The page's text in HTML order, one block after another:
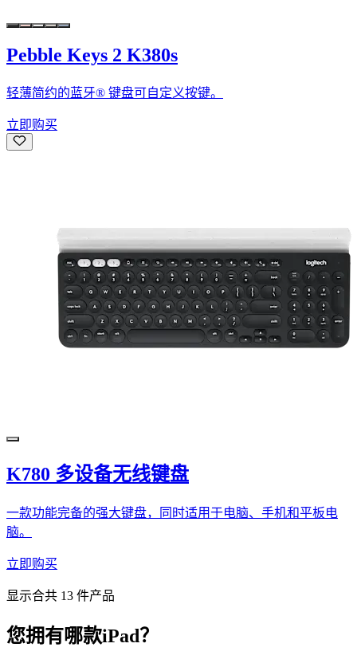
Pebble Keys 2 K380s
轻薄简约的蓝牙® 键盘可自定义按键。
立即购买
K780 多设备无线键盘
一款功能完备的强大键盘，同时适用于电脑、手机和平板电
脑。
立即购买
显示合共 13 件产品
您拥有哪款iPad？